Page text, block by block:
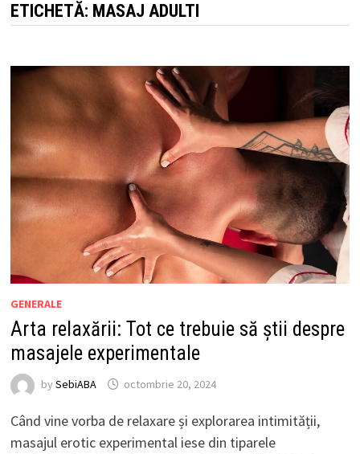
ETICHETĂ: MASAJ ADULTI
GENERALE
Arta relaxării: Tot ce trebuie să știi despre
masajele experimentale
by SebiABA octombrie 20, 2024
Când vine vorba de relaxare și explorarea intimității,
masajul erotic experimental iese din tiparele